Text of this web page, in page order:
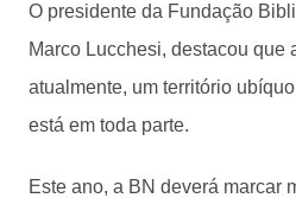
O presidente da Fundação
Marco Lucchesi, destacou que
atualmente, um território
está em toda parte.
Este ano, a BN deverá marcar